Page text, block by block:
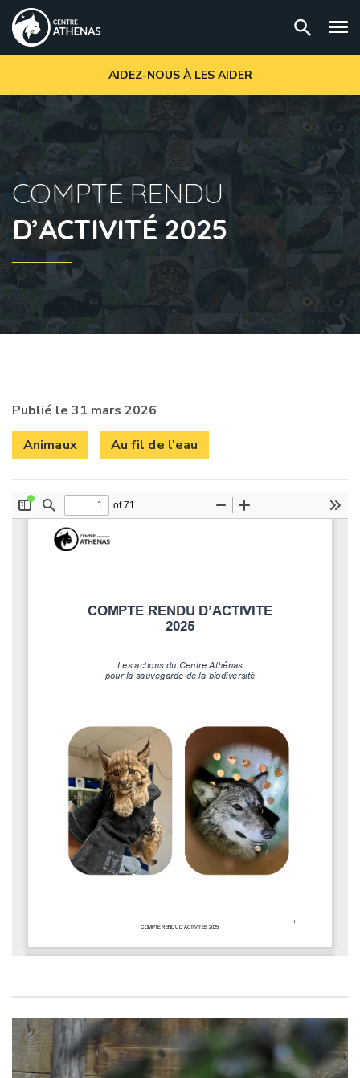
AIDEZ-NOUS À LES AIDER
COMPTE RENDU
D’ACTIVITÉ 2025
Publié le 31 mars 2026
Animaux
Au fil de l'eau